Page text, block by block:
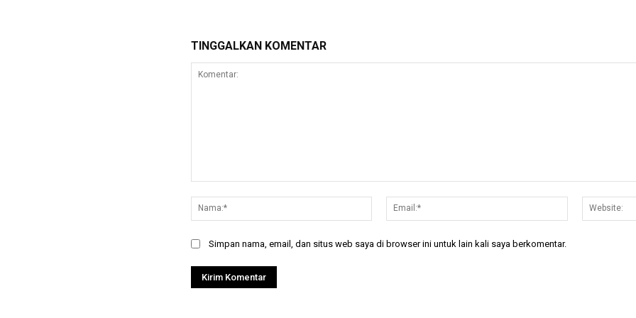
TINGGALKAN KOMENTAR
Nama:*
Email:*
Simpan nama, email, dan situs web saya di browser ini untuk lain kali saya berkomentar.